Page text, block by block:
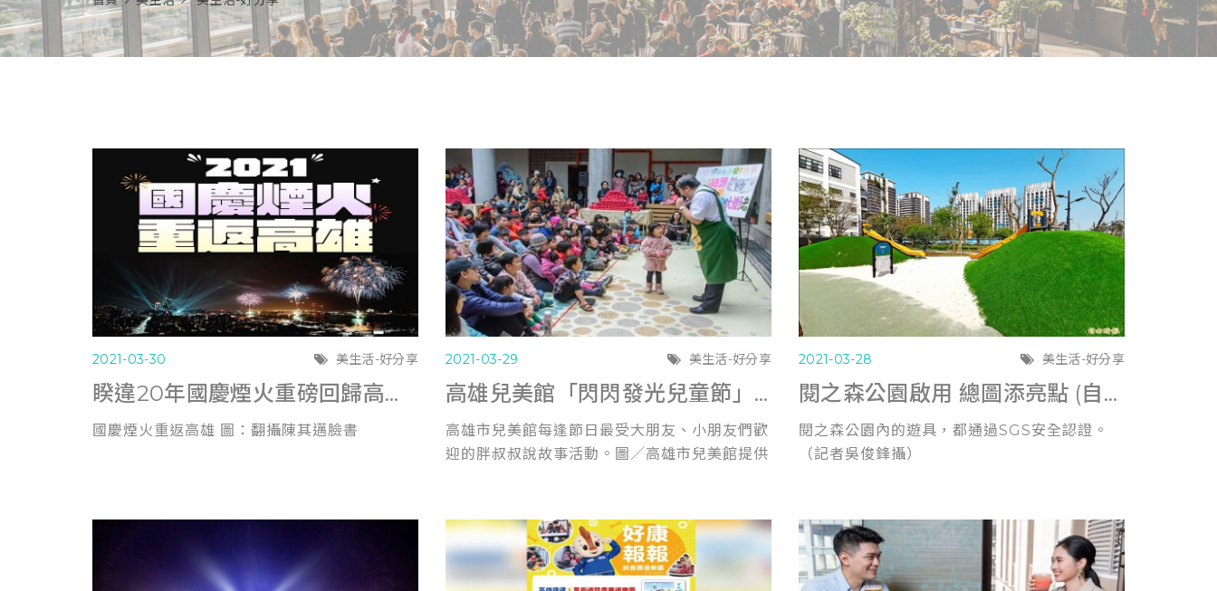
2021-03-30 美生活-好分享
睽違20年國慶煙火重磅回歸高雄 陳其邁：讓全台灣人再深深感動一次！(新頭殼0329)
國慶煙火重返高雄 圖：翻攝陳其邁臉書
2021-03-29 美生活-好分享
高雄兒美館「閃閃發光兒童節」 親子看馬戲聽故事遊戲 (聯合報0329)
高雄市兒美館每逢節日最受大朋友、小朋友們歡
迎的胖叔叔說故事活動。圖／高雄市兒美館提供
2021-03-28 美生活-好分享
閱之森公園啟用 總圖添亮點 (自由時報0327)
閱之森公園內的遊具，都通過SGS安全認證。
（記者吳俊鋒攝）